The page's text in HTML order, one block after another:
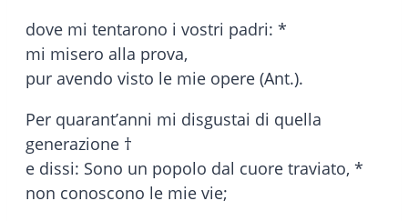
dove mi tentarono i vostri padri: *
mi misero alla prova,
pur avendo visto le mie opere (Ant.).
Per quarant’anni mi disgustai di quella
generazione †
e dissi: Sono un popolo dal cuore traviato, *
non conoscono le mie vie;